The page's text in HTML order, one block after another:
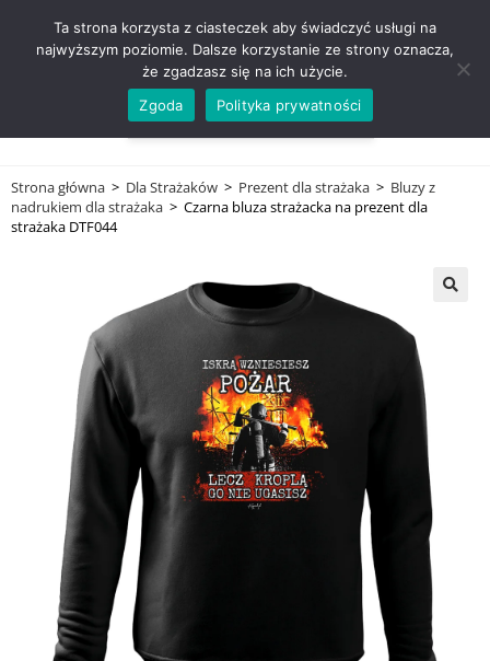
ZADZWOŃ TEL. 600 352 938
Strona główna > Dla Strażaków > Prezent dla strażaka > Bluzy z
nadrukiem dla strażaka > Czarna bluza strażacka na prezent dla
strażaka DTF044
Ta strona korzysta z ciasteczek aby świadczyć usługi na
najwyższym poziomie. Dalsze korzystanie ze strony oznacza,
że zgadzasz się na ich użycie.
Zgoda
Polityka prywatności